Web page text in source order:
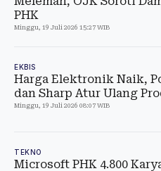
PHK
Minggu, 19 Juli 2026 15:27 WIB
EKBIS
Harga Elektronik Naik,
dan Sharp Atur Ulang
Minggu, 19 Juli 2026 08:07 WIB
TEKNO
Microsoft PHK 4.800